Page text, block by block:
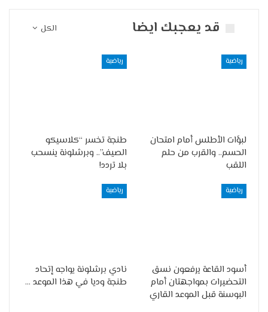
الكل قد يعجبك ايضا
رياضية
لبؤات الأطلس أمام امتحان
الحسم.. والقرب من حلم
اللقب
رياضية
طنجة تخسر “كلاسيكو
الصيف”.. وبرشلونة ينسحب
بلا تردد!
رياضية
أسود القاعة يرفعون نسق
التحضيرات بمواجهتان أمام
البوسنة قبل الموعد القاري
رياضية
نادي برشلونة يواجه إتحاد
طنجة وديا في هذا الموعد …